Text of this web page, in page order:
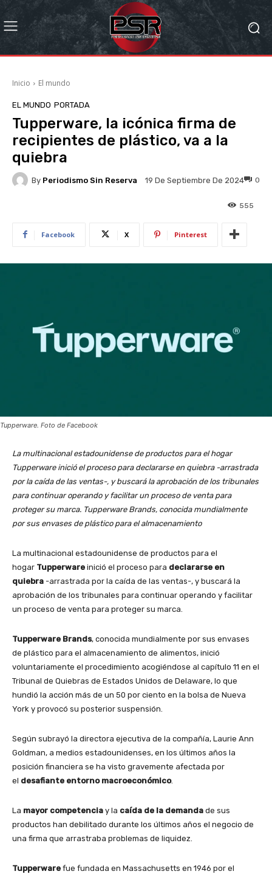
Inicio El mundo
EL MUNDO PORTADA
Tupperware, la icónica firma de
recipientes de plástico, va a la
quiebra
By Periodismo Sin Reserva 19 De Septiembre De 2024 0
555
Facebook X Pinterest
Tupperware. Foto de Facebook
La multinacional estadounidense de productos para el hogar
Tupperware inició el proceso para declararse en quiebra -arrastrada
por la caída de las ventas-, y buscará la aprobación de los tribunales
para continuar operando y facilitar un proceso de venta para
proteger su marca. Tupperware Brands, conocida mundialmente
por sus envases de plástico para el almacenamiento
La multinacional estadounidense de productos para el
hogar Tupperware inició el proceso para declararse en
quiebra -arrastrada por la caída de las ventas-, y buscará la
aprobación de los tribunales para continuar operando y facilitar
un proceso de venta para proteger su marca.
Tupperware Brands, conocida mundialmente por sus envases
de plástico para el almacenamiento de alimentos, inició
voluntariamente el procedimiento acogiéndose al capítulo 11 en el
Tribunal de Quiebras de Estados Unidos de Delaware, lo que
hundió la acción más de un 50 por ciento en la bolsa de Nueva
York y provocó su posterior suspensión.
Según subrayó la directora ejecutiva de la compañía, Laurie Ann
Goldman, a medios estadounidenses, en los últimos años la
posición financiera se ha visto gravemente afectada por
el desafiante entorno macroeconómico.
La mayor competencia y la caída de la demanda de sus
productos han debilitado durante los últimos años el negocio de
una firma que arrastraba problemas de liquidez.
Tupperware fue fundada en Massachusetts en 1946 por el